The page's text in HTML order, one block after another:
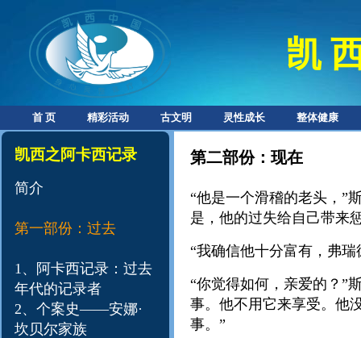
凯
首 页 精彩活动 古文明 灵性成长 整体健康
凯西之阿卡西记录
简介
第一部份：过去
1、阿卡西记录：过去
年代的记录者
2、个案史——安娜·
坎贝尔家族
第二部份：现在
“他是一个滑稽的老头，”
是，他的过失给自己带来
“我确信他十分富有，弗
“你觉得如何，亲爱的？”
事。他不用它来享受。
事。”